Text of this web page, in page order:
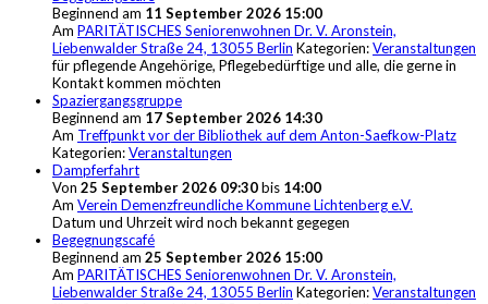
Beginnend am 11 September 2026 15:00
Am PARITÄTISCHES Seniorenwohnen Dr. V. Aronstein,
Liebenwalder Straße 24, 13055 Berlin Kategorien:Veranstaltungen
für pflegende Angehörige, Pflegebedürftige und alle, die gerne in
Kontakt kommen möchten
Spaziergangsgruppe
Beginnend am 17 September 2026 14:30
Am Treffpunkt vor der Bibliothek auf dem Anton-Saefkow-Platz
Kategorien:Veranstaltungen
Dampferfahrt
Von 25 September 2026 09:30bis 14:00
Am Verein Demenzfreundliche Kommune Lichtenberg e.V.
Datum und Uhrzeit wird noch bekannt gegegen
Begegnungscafé
Beginnend am 25 September 2026 15:00
Am PARITÄTISCHES Seniorenwohnen Dr. V. Aronstein,
Liebenwalder Straße 24, 13055 Berlin Kategorien:Veranstaltungen